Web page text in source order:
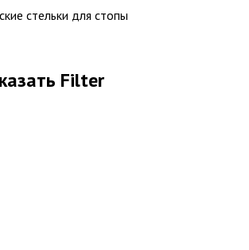
стельки для стопы
Filter